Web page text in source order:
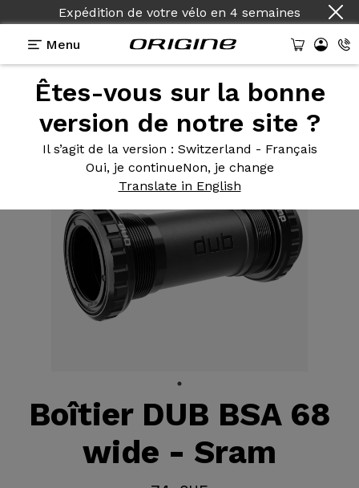
Expédition de votre vélo en 4 semaines
Menu
Êtes-vous sur la bonne
version de notre site ?
Il s’agit de la version : Switzerland - Français
Oui, je continueNon, je change
Translate in English
Equipements>Boîtier>DUB BSA 68 wide
Boîtier DUB BSA 68
wide - Sram